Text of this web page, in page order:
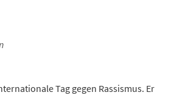
Tag gegen Rassismus. Er